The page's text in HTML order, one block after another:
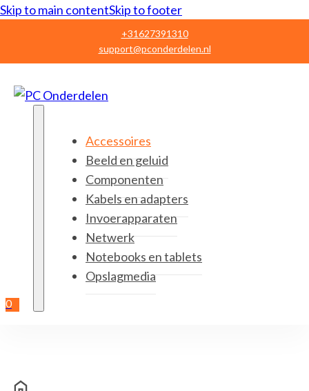
Skip to main contentSkip to footer
+31627391310
support@pconderdelen.nl
0
Accessoires
Beeld en geluid
Componenten
Kabels en adapters
Invoerapparaten
Netwerk
Notebooks en tablets
Opslagmedia